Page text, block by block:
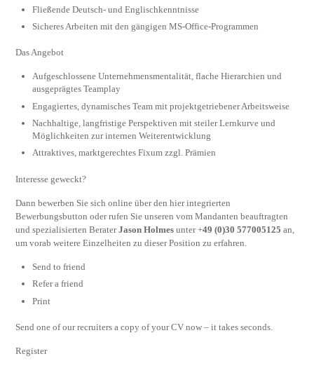
Fließende Deutsch- und Englischkenntnisse
Sicheres Arbeiten mit den gängigen MS-Office-Programmen
Das Angebot
Aufgeschlossene Unternehmensmentalität, flache Hierarchien und
ausgeprägtes Teamplay
Engagiertes, dynamisches Team mit projektgetriebener Arbeitsweise
Nachhaltige, langfristige Perspektiven mit steiler Lernkurve und
Möglichkeiten zur internen Weiterentwicklung
Attraktives, marktgerechtes Fixum zzgl. Prämien
Interesse geweckt?
Dann bewerben Sie sich online über den hier integrierten
Bewerbungsbutton oder rufen Sie unseren vom Mandanten beauftragten
und spezialisierten BeraterJason Holmes unter +49 (0)30 577005125 an,
um vorab weitere Einzelheiten zu dieser Position zu erfahren.
Send to friend
Refer a friend
Print
Send one of our recruiters a copy of your CV now – it takes seconds.
Register